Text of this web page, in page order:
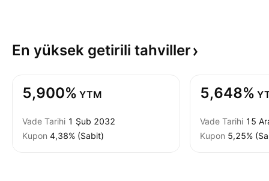
En yüksek getirili tahviller
5,900% YTM
Vade Tarihi 1 Şub 2032
Kupon 4,38% (Sabit)
5,648%
Vade Tarihi 15
Kupon 5,25%